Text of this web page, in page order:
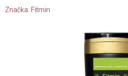
Značka: Fitmin